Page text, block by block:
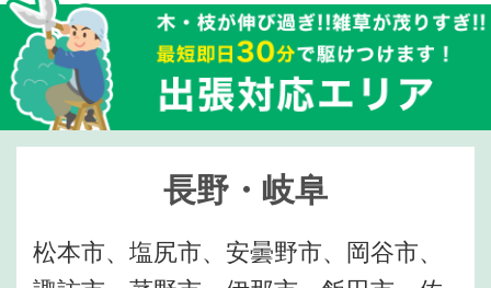
長野・岐阜
松本市、塩尻市、安曇野市、岡谷市、